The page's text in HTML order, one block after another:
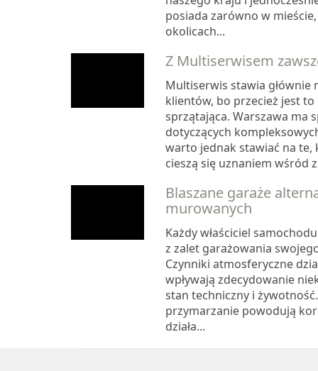
posiada zarówno w
okolicach...
Z Multiserwisem
Multiserwis stawia głównie
klientów, bo przecież jest
sprzątająca. Warszawa ma
dotyczących
warto jednak stawiać na te,
cieszą się uznaniem wśród
Blaszane garaże
murowanych
Każdy właściciel
z zalet garażowania
Czynniki atmosferyczne
wpływają zdecydowanie
stan techniczny i
przymarzanie powodują
działa...